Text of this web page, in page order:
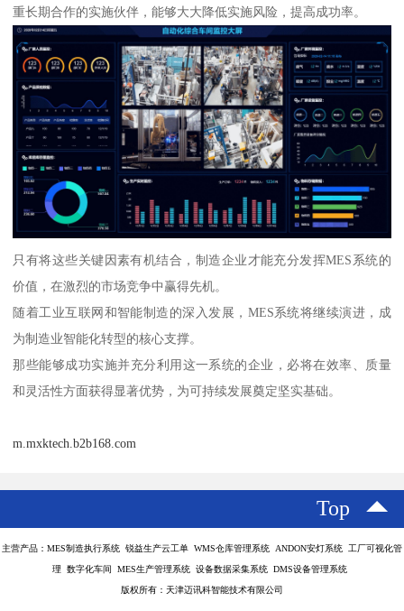
重长期合作的实施伙伴，能够大大降低实施风险，提高成功率。
只有将这些关键因素有机结合，制造企业才能充分发挥MES系统的
价值，在激烈的市场竞争中赢得先机。
随着工业互联网和智能制造的深入发展，MES系统将继续演进，成
为制造业智能化转型的核心支撑。
那些能够成功实施并充分利用这一系统的企业，必将在效率、质量
和灵活性方面获得显著优势，为可持续发展奠定坚实基础。
m.mxktech.b2b168.com
Top
主营产品：MES制造执行系统 锐益生产云工单 WMS仓库管理系统 ANDON安灯系统 工厂可视化管
理 数字化车间 MES生产管理系统 设备数据采集系统 DMS设备管理系统
版权所有：天津迈讯科智能技术有限公司